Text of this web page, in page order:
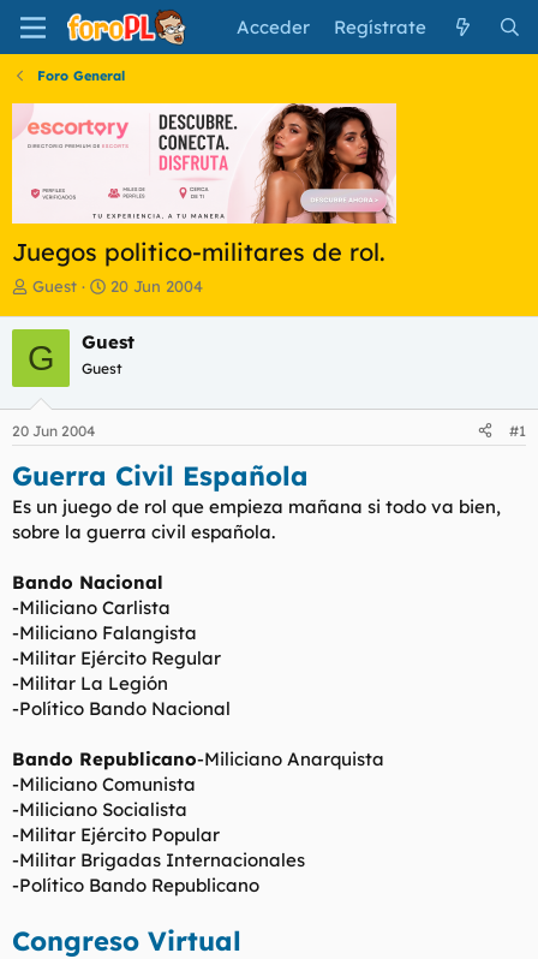
Acceder Regístrate
Foro General
Juegos politico-militares de rol.
I
i
c
i
a
d
o
d
e
l
t
m
a
Guest
F
h
a
e
c
o
20 Jun 2004
G Guest
Guest
20 Jun 2004 #1
Guerra Civil Española
Es un juego de rol que empieza mañana si todo va bien,
sobre la guerra civil española.
Bando Nacional
-Miliciano Carlista
-Miliciano Falangista
-Militar Ejército Regular
-Militar La Legión
-Político Bando Nacional
Bando Republicano-Miliciano Anarquista
-Miliciano Comunista
-Miliciano Socialista
-Militar Ejército Popular
-Militar Brigadas Internacionales
-Político Bando Republicano
Congreso Virtual